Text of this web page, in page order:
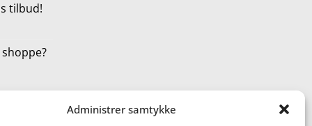
Administrer samtykke
tilbud!